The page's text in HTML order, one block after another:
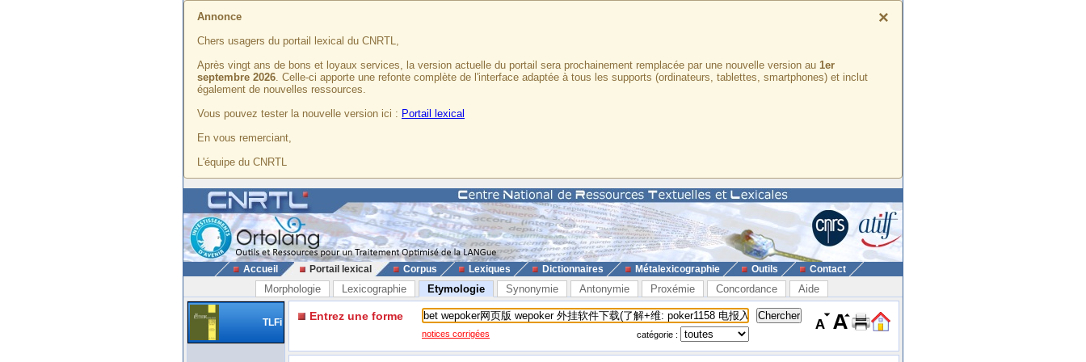
×
Annonce
Chers usagers du portail lexical du CNRTL,
Après vingt ans de bons et loyaux services, la version actuelle du portail sera prochainement remplacée par une nouvelle version au 1er
septembre 2026. Celle-ci apporte une refonte complète de l'interface adaptée à tous les supports (ordinateurs, tablettes, smartphones) et inclut
également de nouvelles ressources.
Vous pouvez tester la nouvelle version ici : Portail lexical
En vous remerciant,
L'équipe du CNRTL
Accueil Portail lexical Corpus Lexiques Dictionnaires Métalexicographie Outils Contact
Morphologie Lexicographie Etymologie Synonymie Antonymie Proxémie Concordance Aide
TLFi Entrez une forme
notices corrigées catégorie :